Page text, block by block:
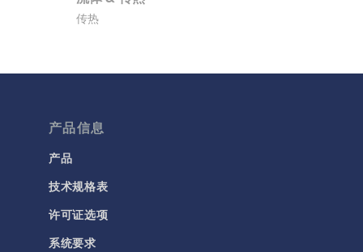
传热
多孔介质流动
流体流动颗粒跟踪
电磁学
RF 与微波工程
低频电磁学
产品信息
产品
技术规格表
许可证选项
系统要求